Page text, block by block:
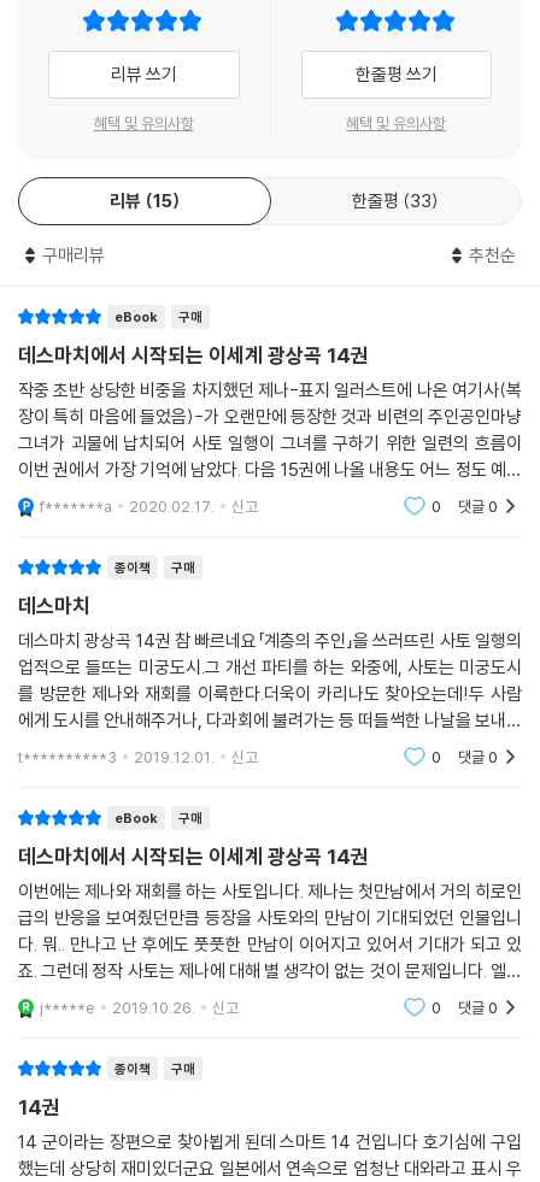
리뷰 쓰기
혜택 및 유의사항
한줄평 쓰기
혜택 및 유의사항
리뷰 15 한줄평 33
구매리뷰 추천순
eBook 구매
데스마치에서 시작되는 이세계 광상곡 14권
작중 초반 상당한 비중을 차지했던 제나-표지 일러스트에 나온 여기사(복
장이 특히 마음에 들었음)-가 오랜만에 등장한 것과 비련의 주인공인마냥
그녀가 괴물에 납치되어 사토 일행이 그녀를 구하기 위한 일련의 흐름이
이번 권에서 가장 기억에 남았다. 다음 15권에 나올 내용도 어느 정도 예상
할 수 있었던 것은 덤이었고.스토리 측면에서 보자면 다소 루즈해질 수 있
는 상황에서 적절
f*******a 2020.02.17. 신고 0 댓글0
종이책 구매
데스마치
데스마치 광상곡 14권 참 빠르네요「계층의 주인」을 쓰러뜨린 사토 일행의
업적으로 들뜨는 미궁도시.그 개선 파티를 하는 와중에, 사토는 미궁도시
를 방문한 제나와 재회를 이룩한다.더욱이 카리나도 찾아오는데!두 사람
에게 도시를 안내해주거나, 다과회에 불려가는 등 떠들썩한 나날을 보내게
된다.그러나 그때, 군의 임무로 미궁에 들어간 제나가 괴물에게 납치됐다
t**********3 2019.12.01. 신고 0 댓글0
eBook 구매
데스마치에서 시작되는 이세계 광상곡 14권
이번에는 제나와 재회를 하는 사토입니다. 제나는 첫만남에서 거의 히로인
급의 반응을 보여줬던만큼 등장을 사토와의 만남이 기대되었던 인물입니
다. 뭐.. 만나고 난 후에도 풋풋한 만남이 이어지고 있어서 기대가 되고 있
죠. 그런데 정작 사토는 제나에 대해 별 생각이 없는 것이 문제입니다. 엘프
의 마을에 들른 후에 사토의 마음은 아제 일직선이 되어버렸죠. 그런데 지
금 플래그가 서
j*****e 2019.10.26. 신고 0 댓글0
종이책 구매
14권
14 군이라는 장편으로 찾아뵙게 된데 스마트 14 건입니다 호기심에 구입
했는데 상당히 재미있더군요 일본에서 연속으로 엄청난 대와라고 표시 우